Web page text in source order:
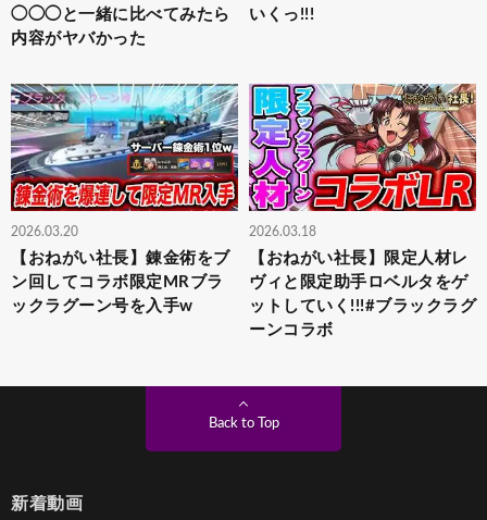
◯◯◯と一緒に比べてみたら
内容がヤバかった
いくっ!!!
2026.03.20
【おねがい社長】錬金術をブ
ン回してコラボ限定MRブラ
ックラグーン号を入手w
2026.03.18
【おねがい社長】限定人材レ
ヴィと限定助手ロベルタをゲ
ットしていく!!!#ブラックラグ
ーンコラボ
Back to Top
新着動画